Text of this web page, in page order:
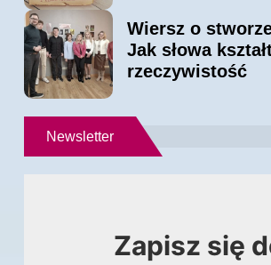
Wiersz o
Jak słowa
rzeczywistość
Newsletter
Zapisz się